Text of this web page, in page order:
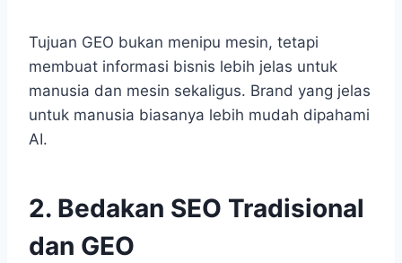
Tujuan GEO bukan menipu mesin, tetapi
membuat informasi bisnis lebih jelas untuk
manusia dan mesin sekaligus. Brand yang jelas
untuk manusia biasanya lebih mudah dipahami
AI.
2. Bedakan SEO Tradisional
dan GEO